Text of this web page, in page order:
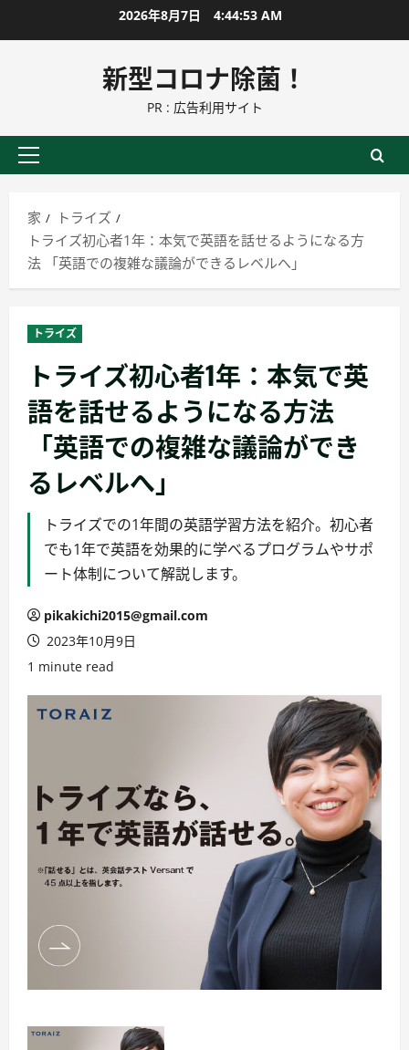
ン
に
2026年8月7日 4:44:54 AM
新型コロナ除菌！
PR : 広告利用サイト
プ
イ
マ
リ
ニ
ュ
ー
家
トライズ
トライズ初心者1年：本気で英語を話せるようになる方
法 「英語での複雑な議論ができるレベルへ」
トライズ
トライズ初心者1年：本気で英
語を話せるようになる方法
「英語での複雑な議論ができ
るレベルへ」
トライズでの1年間の英語学習方法を紹介。初心者
でも1年で英語を効果的に学べるプログラムやサポ
ート体制について解説します。
pikakichi2015@gmail.com
2023年10月9日
1 minute read